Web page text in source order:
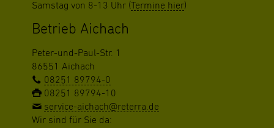
Samstag von 8-13 Uhr (Termine hier)
Betrieb Aichach
Peter-und-Paul-Str. 1
86551 Aichach
08251 89794-0
08251 89794-10
service-aichach@reterra.de
Wir sind für Sie da: